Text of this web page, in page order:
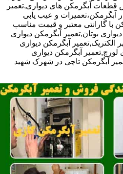
آبگرمکن های دیواری,تعمیر
آبگرمکن،تعمیرات و عیب یابی
گارانتی معتبر و قیمت مناسب
بوتان,تعمیر آبگرمکن دیواری
الکتریک,تعمیر آبگرمکن دیواری
لورچ,تعمیر آبگرمکن دیواری
آبگرمکن تاچی در شهرک شهید